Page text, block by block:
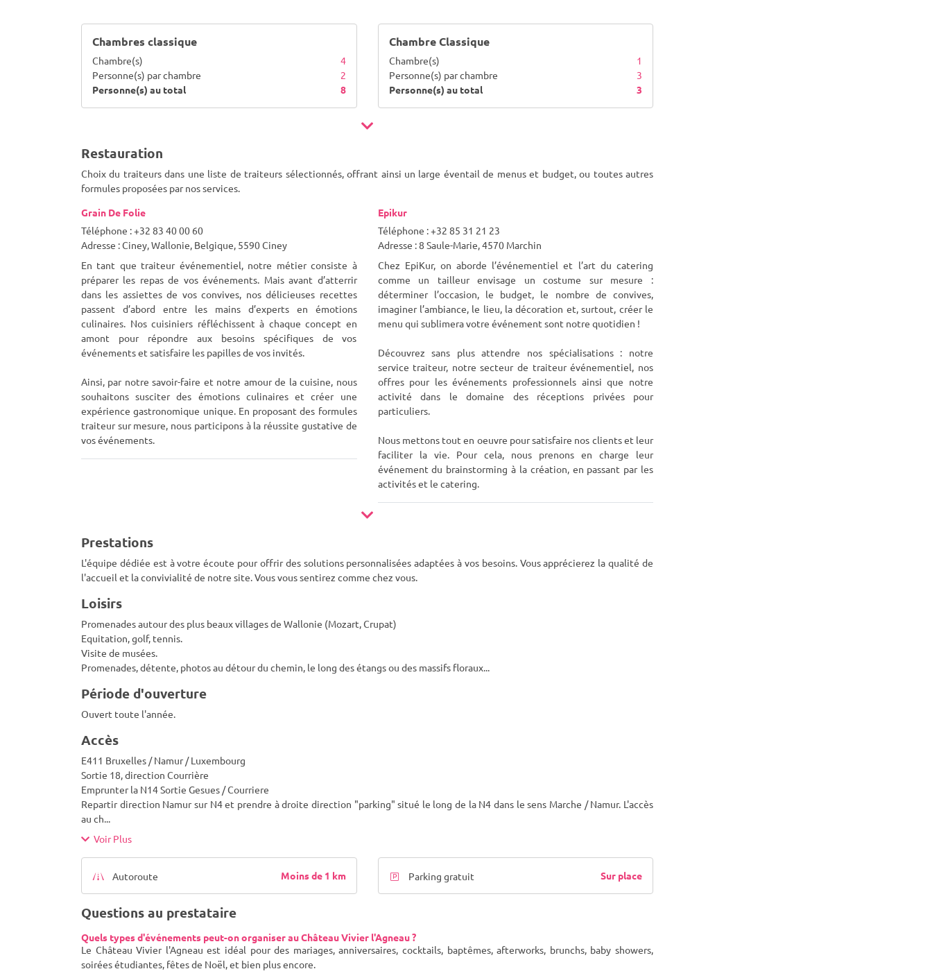
Chambres classique
Chambre(s)
4
Personne(s) par chambre
2
Personne(s) au total
8
Chambre Classique
Chambre(s)
1
Personne(s) par chambre
3
Personne(s) au total
3
Restauration
Choix du traiteurs dans une liste de traiteurs sélectionnés, offrant ainsi un large éventail de menus et budget, ou toutes autres
formules proposées par nos services.
Grain De Folie
Téléphone : +32 83 40 00 60
Adresse : Ciney, Wallonie, Belgique, 5590 Ciney
En tant que traiteur événementiel, notre métier consiste à
préparer les repas de vos événements. Mais avant d’atterrir
dans les assiettes de vos convives, nos délicieuses recettes
passent d’abord entre les mains d’experts en émotions
culinaires. Nos cuisiniers réfléchissent à chaque concept en
amont pour répondre aux besoins spécifiques de vos
événements et satisfaire les papilles de vos invités.
Ainsi, par notre savoir-faire et notre amour de la cuisine, nous
souhaitons susciter des émotions culinaires et créer une
expérience gastronomique unique. En proposant des formules
traiteur sur mesure, nous participons à la réussite gustative de
vos événements.
Epikur
Téléphone : +32 85 31 21 23
Adresse : 8 Saule-Marie, 4570 Marchin
Chez EpiKur, on aborde l’événementiel et l’art du catering
comme un tailleur envisage un costume sur mesure :
déterminer l’occasion, le budget, le nombre de convives,
imaginer l’ambiance, le lieu, la décoration et, surtout, créer le
menu qui sublimera votre événement sont notre quotidien !
Découvrez sans plus attendre nos spécialisations : notre
service traiteur, notre secteur de traiteur événementiel, nos
offres pour les événements professionnels ainsi que notre
activité dans le domaine des réceptions privées pour
particuliers.
Nous mettons tout en oeuvre pour satisfaire nos clients et leur
faciliter la vie. Pour cela, nous prenons en charge leur
événement du brainstorming à la création, en passant par les
activités et le catering.
Prestations
L'équipe dédiée est à votre écoute pour offrir des solutions personnalisées adaptées à vos besoins. Vous apprécierez la qualité de
l'accueil et la convivialité de notre site. Vous vous sentirez comme chez vous.
Loisirs
Promenades autour des plus beaux villages de Wallonie (Mozart, Crupat)
Equitation, golf, tennis.
Visite de musées.
Promenades, détente, photos au détour du chemin, le long des étangs ou des massifs floraux...
Période d'ouverture
Ouvert toute l'année.
Accès
E411 Bruxelles / Namur / Luxembourg
Sortie 18, direction Courrière
Emprunter la N14 Sortie Gesues / Courriere
Repartir direction Namur sur N4 et prendre à droite direction "parking" situé le long de la N4 dans le sens Marche / Namur. L'accès
au ch...
Voir Plus
Autoroute Moins de 1 km Parking gratuit Sur place
Questions au prestataire
Quels types d'événements peut-on organiser au Château Vivier l'Agneau ?
Le Château Vivier l'Agneau est idéal pour des mariages, anniversaires, cocktails, baptêmes, afterworks, brunchs, baby showers,
soirées étudiantes, fêtes de Noël, et bien plus encore.